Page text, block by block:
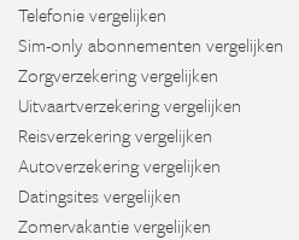
Telefonie vergelijken
Sim-only abonnementen vergelijken
Zorgverzekering vergelijken
Uitvaartverzekering vergelijken
Reisverzekering vergelijken
Autoverzekering vergelijken
Datingsites vergelijken
Zomervakantie vergelijken